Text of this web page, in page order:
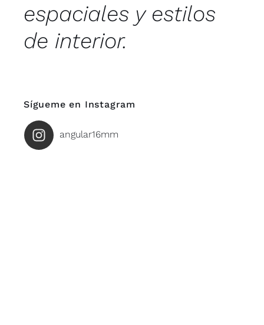
espaciales y estilos
de interior.
Sígueme en Instagram
angular16mm